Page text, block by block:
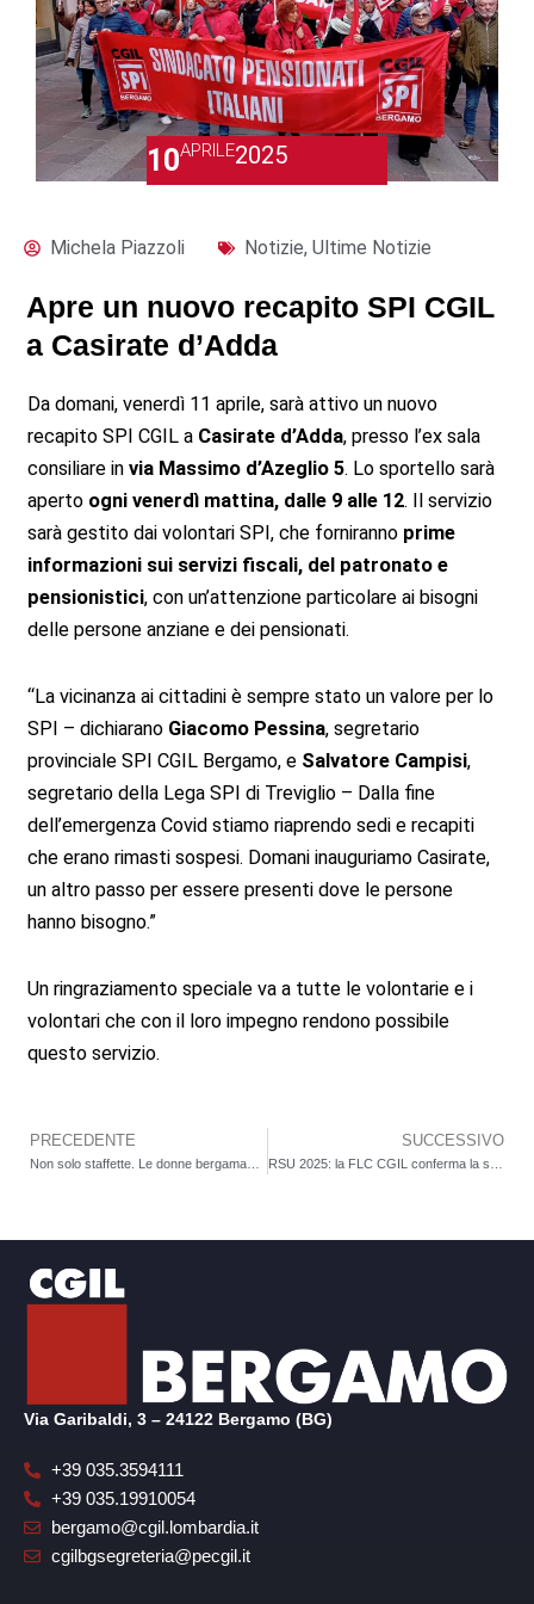
10APRILE2025
Michela Piazzoli Notizie, Ultime Notizie
Apre un nuovo recapito SPI CGIL
a Casirate d’Adda
Da domani, venerdì 11 aprile, sarà attivo un nuovo
recapito SPI CGIL a Casirate d’Adda, presso l’ex sala
consiliare invia Massimo d’Azeglio 5. Lo sportello sarà
aperto ogni venerdì mattina, dalle 9 alle 12. Il servizio
sarà gestito dai volontari SPI, che forniranno prime
informazioni sui servizi fiscali, del patronato e
pensionistici, con un’attenzione particolare ai bisogni
delle persone anziane e dei pensionati.
“La vicinanza ai cittadini è sempre stato un valore per lo
SPI – dichiarano Giacomo Pessina, segretario
provinciale SPI CGIL Bergamo, e Salvatore Campisi,
segretario della Lega SPI di Treviglio – Dalla fine
dell’emergenza Covid stiamo riaprendo sedi e recapiti
che erano rimasti sospesi. Domani inauguriamo Casirate,
un altro passo per essere presenti dove le persone
hanno bisogno.”
Un ringraziamento speciale va a tutte le volontarie e i
volontari che con il loro impegno rendono possibile
questo servizio.
Precedente
PRECEDENTE SUCCESSIVO
Via Garibaldi, 3 – 24122 Bergamo (BG)
+39 035.3594111
+39 035.19910054
bergamo@cgil.lombardia.it
cgilbgsegreteria@pecgil.it